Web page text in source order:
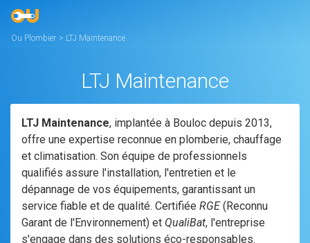
Ou Plombier > LTJ Maintenance
LTJ Maintenance
LTJ Maintenance, implantée à Bouloc depuis 2013,
offre une expertise reconnue en plomberie, chauffage
et climatisation. Son équipe de professionnels
qualifiés assure l'installation, l'entretien et le
dépannage de vos équipements, garantissant un
service fiable et de qualité. Certifiée RGE(Reconnu
Garant de l'Environnement) et QualiBat, l'entreprise
s'engage dans des solutions éco-responsables.